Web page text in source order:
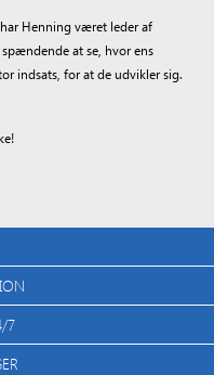
Henning været leder af
at se, hvor ens
indsats, for at de udvikler sig.
7